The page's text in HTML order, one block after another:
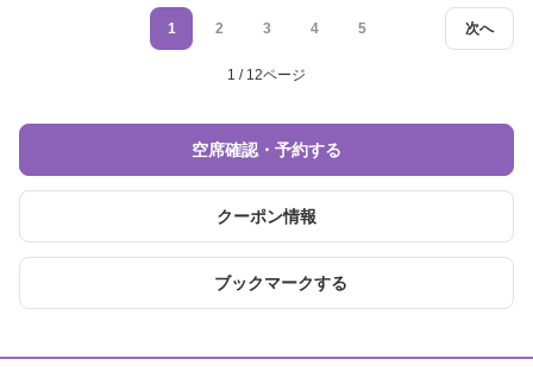
次へ
1 2 3 4 5
1 / 12ページ
空席確認・予約する
クーポン情報
ブックマークする